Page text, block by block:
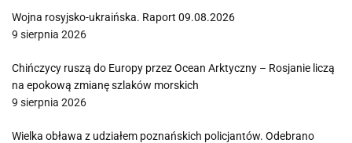
Wojna rosyjsko-ukraińska. Raport 09.08.2026
9 sierpnia 2026
Chińczycy ruszą do Europy przez Ocean Arktyczny – Rosjanie liczą
na epokową zmianę szlaków morskich
9 sierpnia 2026
Wielka obława z udziałem poznańskich policjantów. Odebrano